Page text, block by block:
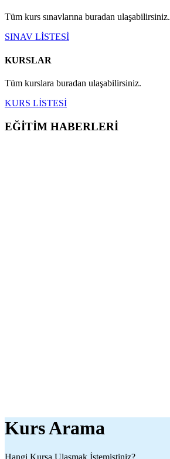
Tüm kurs sınavlarına buradan ulaşabilirsiniz.
SINAV LİSTESİ
KURSLAR
Tüm kurslara buradan ulaşabilirsiniz.
KURS LİSTESİ
EĞİTİM HABERLERİ
Kurs Arama
Hangi Kursa Ulaşmak İstemiştiniz?